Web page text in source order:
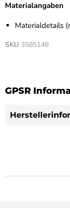
Materialangaben
Materialdetails
SKU 3585148
GPSR